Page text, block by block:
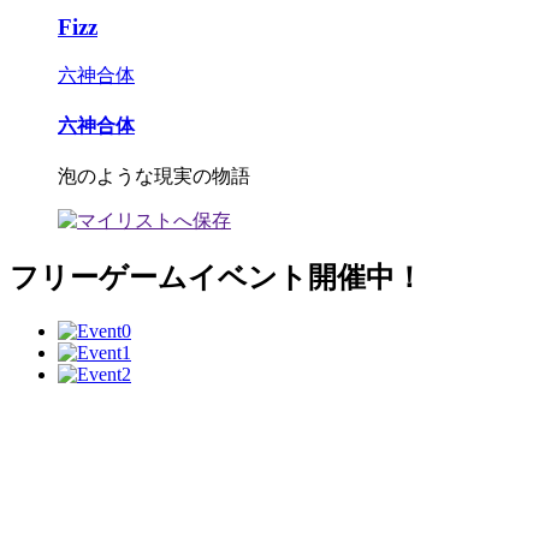
Fizz
六神合体
六神合体
泡のような現実の物語
フリーゲームイベント開催中！